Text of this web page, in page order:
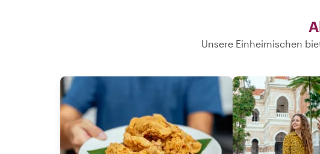
Unsere Einheimischen